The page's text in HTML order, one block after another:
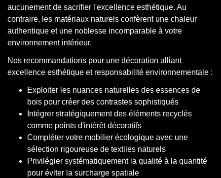
aucunement de sacrifier l'excellence esthétique. Au
contraire, les matériaux naturels confèrent une chaleur
authentique et une noblesse incomparable à votre
environnement intérieur.
Nos recommandations pour une décoration alliant
excellence esthétique et responsabilité environnementale :
Exploiter les nuances naturelles des essences de
bois pour créer des contrastes sophistiqués
Intégrer stratégiquement des éléments recyclés
comme points d'intérêt décoratifs
Compléter votre mobilier écologique avec une
sélection rigoureuse de textiles naturels
Privilégier systématiquement la qualité à la quantité
pour éviter la surcharge spatiale